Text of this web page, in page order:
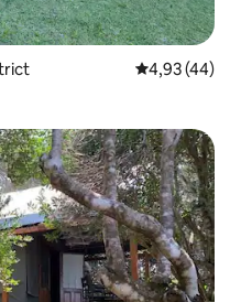
4,93 (44)